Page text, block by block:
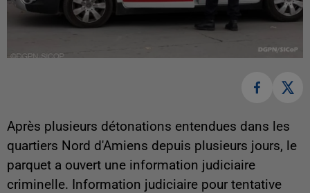
Après plusieurs détonations entendues dans les
quartiers Nord d'Amiens depuis plusieurs jours, le
parquet a ouvert une information judiciaire
criminelle. Information judiciaire pour tentative